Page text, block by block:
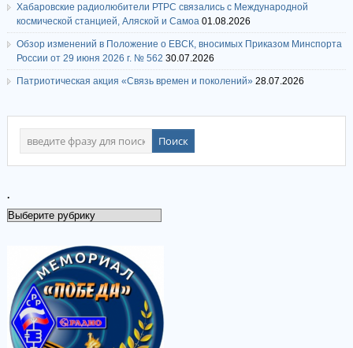
Хабаровские радиолюбители РТРС связались с Международной
космической станцией, Аляской и Самоа 01.08.2026
Обзор изменений в Положение о ЕВСК, вносимых Приказом Минспорта
России от 29 июня 2026 г. № 562 30.07.2026
Патриотическая акция «Связь времен и поколений» 28.07.2026
.